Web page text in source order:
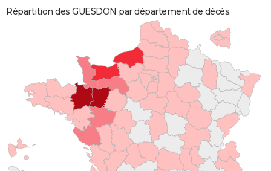
Répartition des GUESDON par département de décès.